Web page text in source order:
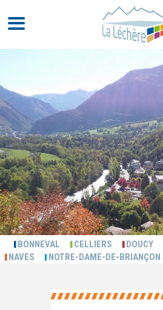
BONNEVAL CELLIERS DOUCY
NAVES
NOTRE-DAME-DE-BRIANÇON